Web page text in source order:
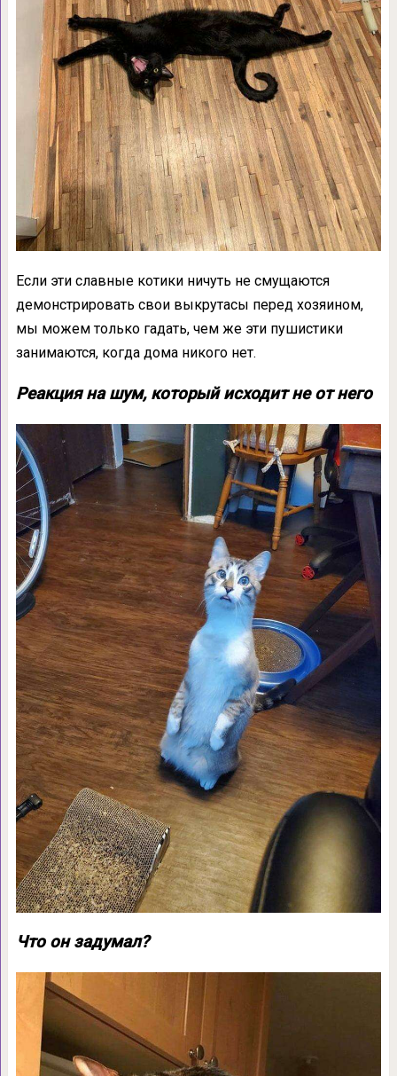
Если эти славные котики ничуть не смущаются
демонстрировать свои выкрутасы перед хозяином,
мы можем только гадать, чем же эти пушистики
занимаются, когда дома никого нет.
Реакция на шум, который исходит не от него
Что он задумал?